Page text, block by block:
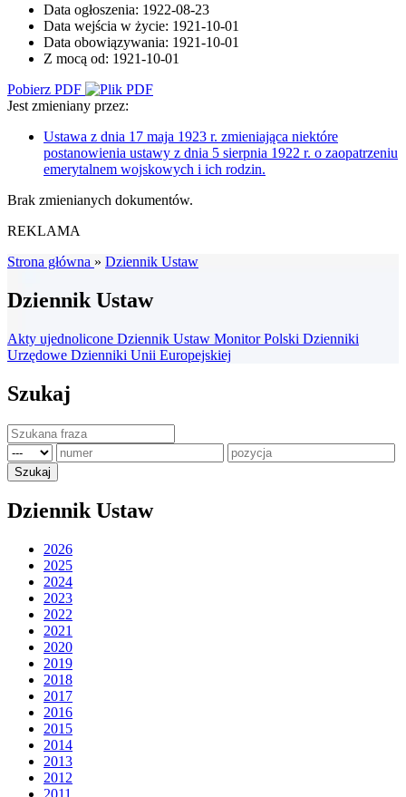
Data ogłoszenia: 1922-08-23
Data wejścia w życie: 1921-10-01
Data obowiązywania: 1921-10-01
Z mocą od: 1921-10-01
Pobierz PDF
Jest zmieniany przez:
Ustawa z dnia 17 maja 1923 r. zmieniająca niektóre
postanowienia ustawy z dnia 5 sierpnia 1922 r. o zaopatrzeniu
emerytalnem wojskowych i ich rodzin.
Brak zmienianych dokumentów.
REKLAMA
Strona główna » Dziennik Ustaw
Dziennik Ustaw
Akty ujednolicone Dziennik Ustaw Monitor Polski Dzienniki
Urzędowe Dzienniki Unii Europejskiej
Szukaj
Dziennik Ustaw
2026
2025
2024
2023
2022
2021
2020
2019
2018
2017
2016
2015
2014
2013
2012